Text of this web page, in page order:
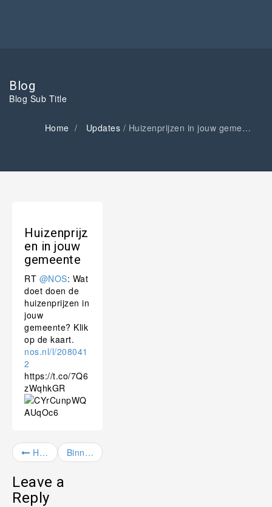
Blog
Blog Sub Title
Home Updates / Huizenprijzen in jouw gemeente
Huizenprijz
en in jouw
gemeente
RT @NOS: Wat
doet doen de
huizenprijzen in
jouw
gemeente? Klik
op de kaart.
nos.nl/l/208041
2
https://t.co/7Q6
zWqhkGR
Huizenprijzen sterkst omhoog… Binnenkort #tekoop in #Utrecht, gerenoveerde #woning
Leave a
Reply